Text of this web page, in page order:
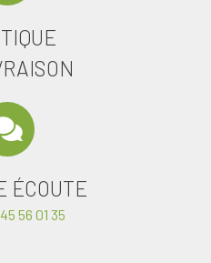
ÉCOUTE
56 01 35